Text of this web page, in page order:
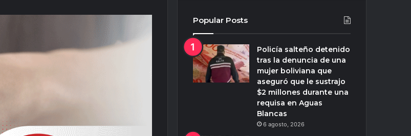
Popular Posts
Policía salteño detenido
tras la denuncia de una
mujer boliviana que
aseguró que le sustrajo
$2 millones durante una
requisa en Aguas
Blancas
6 agosto, 2026